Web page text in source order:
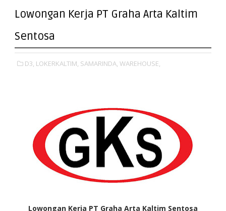
Lowongan Kerja PT Graha Arta Kaltim
Sentosa
D3, LOKERKALTIM, SAMARINDA, WAREHOUSE,
Lowongan Kerja PT Graha Arta Kaltim Sentosa